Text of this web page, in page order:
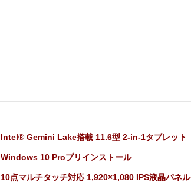
Intel® Gemini Lake搭載 11.6型 2-in-1タブレット
Windows 10 Proプリインストール
10点マルチタッチ対応 1,920×1,080 IPS液晶パネル